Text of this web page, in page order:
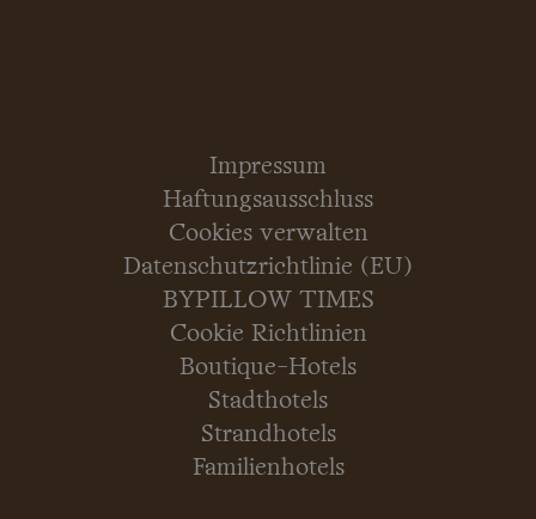
Impressum
Haftungsausschluss
Cookies verwalten
Datenschutzrichtlinie (EU)
BYPILLOW TIMES
Cookie Richtlinien
Boutique-Hotels
Stadthotels
Strandhotels
Familienhotels